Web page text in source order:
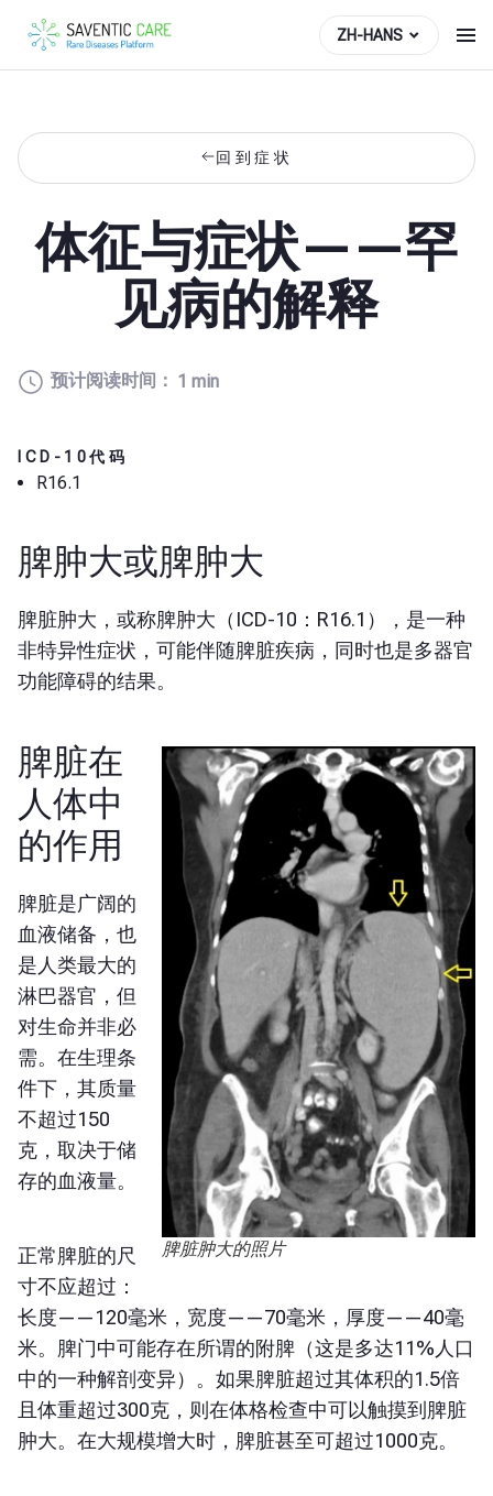
ZH-HANS
回到症状
体征与症状——罕
见病的解释
预计阅读时间： 1 min
ICD-10代码
R16.1
脾肿大或脾肿大
脾脏肿大，或称脾肿大（ICD-10：R16.1），是一种
非特异性症状，可能伴随脾脏疾病，同时也是多器官
功能障碍的结果。
脾脏肿大的照片
脾脏在
人体中
的作用
脾脏是广阔的
血液储备，也
是人类最大的
淋巴器官，但
对生命并非必
需。在生理条
件下，其质量
不超过150
克，取决于储
存的血液量。
正常脾脏的尺
寸不应超过：
长度——120毫米，宽度——70毫米，厚度——40毫
米。脾门中可能存在所谓的附脾（这是多达11%人口
中的一种解剖变异）。如果脾脏超过其体积的1.5倍
且体重超过300克，则在体格检查中可以触摸到脾脏
肿大。在大规模增大时，脾脏甚至可超过1000克。